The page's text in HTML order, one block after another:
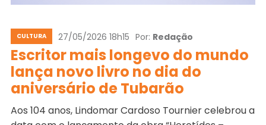
CULTURA 27/05/2026 18h15 Por: Redação
Escritor mais longevo do mundo
lança novo livro no dia do
aniversário de Tubarão
Aos 104 anos, Lindomar Cardoso Tournier celebrou a